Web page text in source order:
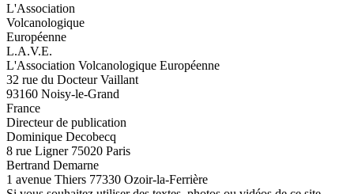
L'Association
Volcanologique
Européenne
L.A.V.E.
L'Association Volcanologique Européenne
32 rue du Docteur Vaillant
93160 Noisy-le-Grand
France
Directeur de publication
Dominique Decobecq
8 rue Ligner 75020 Paris
Bertrand Demarne
1 avenue Thiers 77330 Ozoir-la-Ferrière